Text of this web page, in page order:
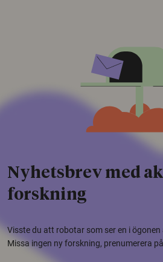
Nyhetsbrev med
forskning
Visste du att robotar som ser en i
Missa ingen ny forskning, prenumerera